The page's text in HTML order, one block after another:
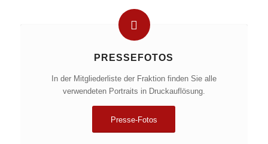
PRESSEFOTOS
In der Mitgliederliste der Fraktion finden Sie alle
verwendeten Portraits in Druckauflösung.
Presse-Fotos